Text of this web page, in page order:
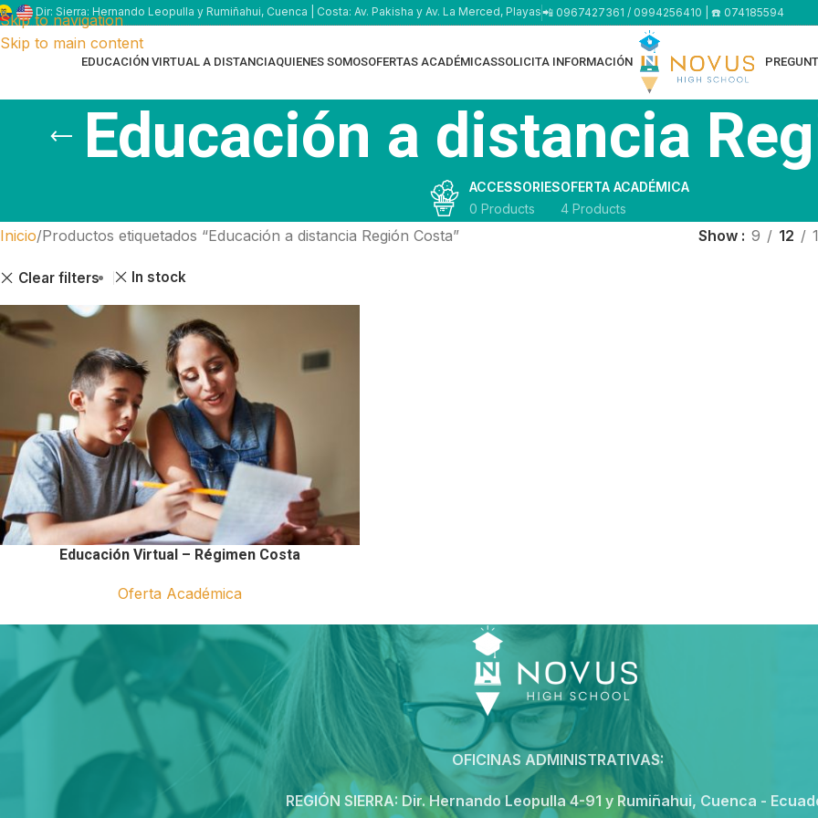
Skip to navigation
Skip to main content
Dir: Sierra: Hernando Leopulla y Rumiñahui, Cuenca | Costa: Av. Pakisha y Av. La Merced, Playas📲 0967427361 / 0994256410 | ☎️ 074185594
EDUCACIÓN VIRTUAL A DISTANCIAQUIENES SOMOSOFERTAS ACADÉMICASSOLICITA INFORMACIÓN
Educación a distancia
ACCESSORIES
0 Products
OFERTA ACADÉMICA
4 Products
Inicio Productos etiquetados “Educación a distancia Región Costa” Show 9 12
Clear filters In stock
Educación Virtual – Régimen Costa
Oferta Académica
OFICINAS ADMINISTRATIVAS:
REGIÓN SIERRA: Dir. Hernando Leopulla 4-91 y Rumiñahui, Cuenca -